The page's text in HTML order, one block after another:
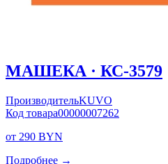
МАШЕКА · КС-3579
ПроизводительKUVO
Код товара00000007262
от 290 BYN
Подробнее →